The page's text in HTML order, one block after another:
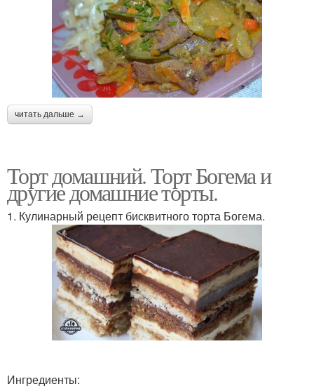
читать дальше →
Торт домашний. Торт Богема и
другие домашние торты.
1. Кулинарный рецепт бисквитного торта Богема.
Ингредиенты: